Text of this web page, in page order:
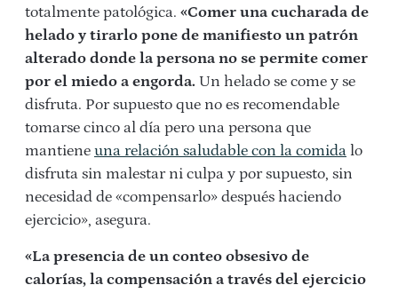
totalmente patológica. «Comer una cucharada de
helado y tirarlo pone de manifiesto un patrón
alterado donde la persona no se permite comer
por el miedo a engorda. Un helado se come y se
disfruta. Por supuesto que no es recomendable
tomarse cinco al día pero una persona que
mantiene una relación saludable con la comida lo
disfruta sin malestar ni culpa y por supuesto, sin
necesidad de «compensarlo» después haciendo
ejercicio», asegura.
«La presencia de un conteo obsesivo de
calorías, la compensación a través del ejercicio